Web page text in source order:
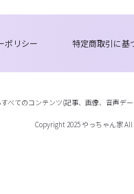
ポリシー 特定商取引に基
べてのコンテンツ(記事、画像、音声デ
Copyright 2025 やっちゃん家 All